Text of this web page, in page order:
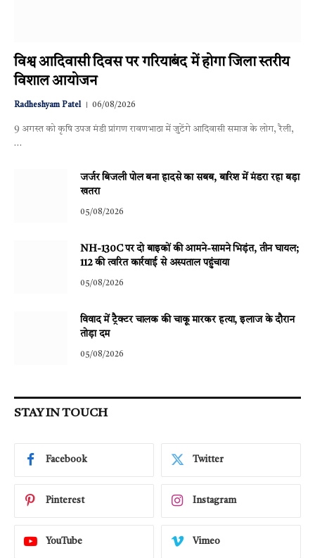
विश्व आदिवासी दिवस पर गरियाबंद में होगा जिला स्तरीय
विशाल आयोजन
Radheshyam Patel 06/08/2026
9 अगस्त को कृषि उपज मंडी प्रांगण रावणभाठा में जुटेंगे आदिवासी समाज के लोग, रैली,
…
जर्जर बिजली पोल बना हादसे का सबब, बारिश में मंडरा रहा बड़ा
खतरा
05/08/2026
NH-130C पर दो बाइकों की आमने-सामने भिड़ंत, तीन घायल;
112 की त्वरित कार्रवाई से अस्पताल पहुंचाया
05/08/2026
विवाद में ट्रैक्टर चालक की चाकू मारकर हत्या, इलाज के दौरान
तोड़ा दम
05/08/2026
STAY IN TOUCH
Facebook Twitter
Pinterest Instagram
YouTube Vimeo